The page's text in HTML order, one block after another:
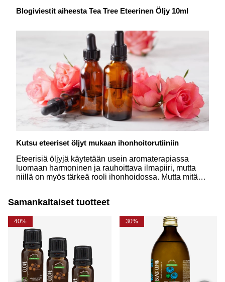
Blogiviestit aiheesta Tea Tree Eteerinen Öljy 10ml
Kutsu eteeriset öljyt mukaan ihonhoitorutiiniin
Eteerisiä öljyjä käytetään usein aromaterapiassa
luomaan harmoninen ja rauhoittava ilmapiiri, mutta
niillä on myös tärkeä rooli ihonhoidossa. Mutta mitä
Samankaltaiset tuotteet
40% 30%